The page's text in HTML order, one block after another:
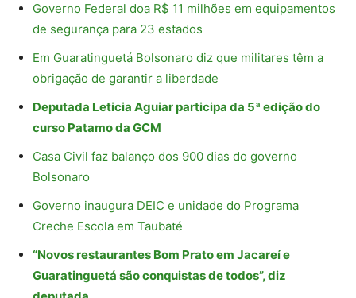
Governo Federal doa R$ 11 milhões em equipamentos
de segurança para 23 estados
Em Guaratinguetá Bolsonaro diz que militares têm a
obrigação de garantir a liberdade
Deputada Leticia Aguiar participa da 5ª edição do
curso Patamo da GCM
Casa Civil faz balanço dos 900 dias do governo
Bolsonaro
Governo inaugura DEIC e unidade do Programa
Creche Escola em Taubaté
“Novos restaurantes Bom Prato em Jacareí e
Guaratinguetá são conquistas de todos”, diz